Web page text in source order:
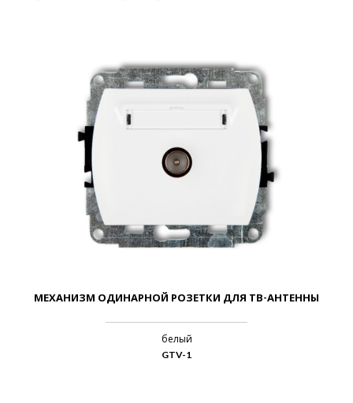
МЕХАНИЗМ ОДИНАРНОЙ РОЗЕТКИ ДЛЯ ТВ-АНТЕННЫ
белый
GTV-1